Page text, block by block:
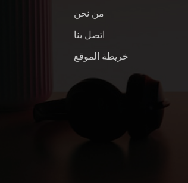
من نحن
اتصل بنا
خريطة الموقع